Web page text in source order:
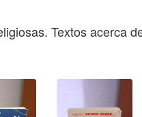
Textos acerca